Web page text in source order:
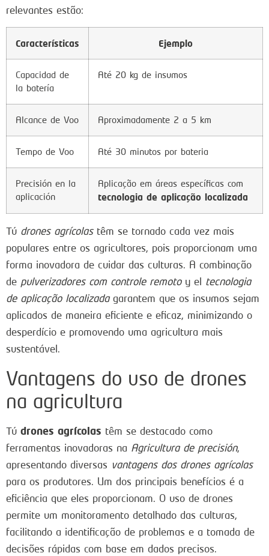
relevantes estão:
Características Ejemplo
Capacidad de
la batería
Até 20 kg de insumos
Alcance de Voo Aproximadamente 2 a 5 km
Tempo de Voo Até 30 minutos por bateria
Precisión en la
aplicación
Aplicação em áreas específicas com
tecnologia de aplicação localizada
Tú drones agrícolastêm se tornado cada vez mais
populares entre os agricultores, pois proporcionam uma
forma inovadora de cuidar das culturas. A combinação
de pulverizadores com controle remotoy el tecnologia
de aplicação localizadagarantem que os insumos sejam
aplicados de maneira eficiente e eficaz, minimizando o
desperdício e promovendo uma agricultura mais
sustentável.
Vantagens do uso de drones
na agricultura
Tú drones agrícolas têm se destacado como
ferramentas inovadoras na Agricultura de precisión,
apresentando diversas vantagens dos drones agrícolas
para os produtores. Um dos principais benefícios é a
eficiência que eles proporcionam. O uso de drones
permite um monitoramento detalhado das culturas,
facilitando a identificação de problemas e a tomada de
decisões rápidas com base em dados precisos.